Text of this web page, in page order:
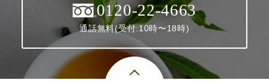
0120-22-4663
通話無料(受付:10時〜18時)